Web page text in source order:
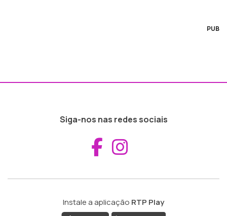
PUB
Siga-nos nas redes sociais
Aceder ao
Instale a aplicação RTP Play